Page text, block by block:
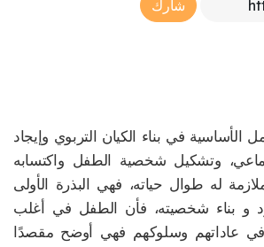
شارك
الأساسية في بناء الكيان التربوي وإيجاد
وتشكيل شخصية الطفل واكتسابه
له طوال حياته، فهي البذرة الأولى
و بناء شخصيته، فأن الطفل في أغلب
في عاداتهم وسلوكهم فهي أوضح مقصدًا